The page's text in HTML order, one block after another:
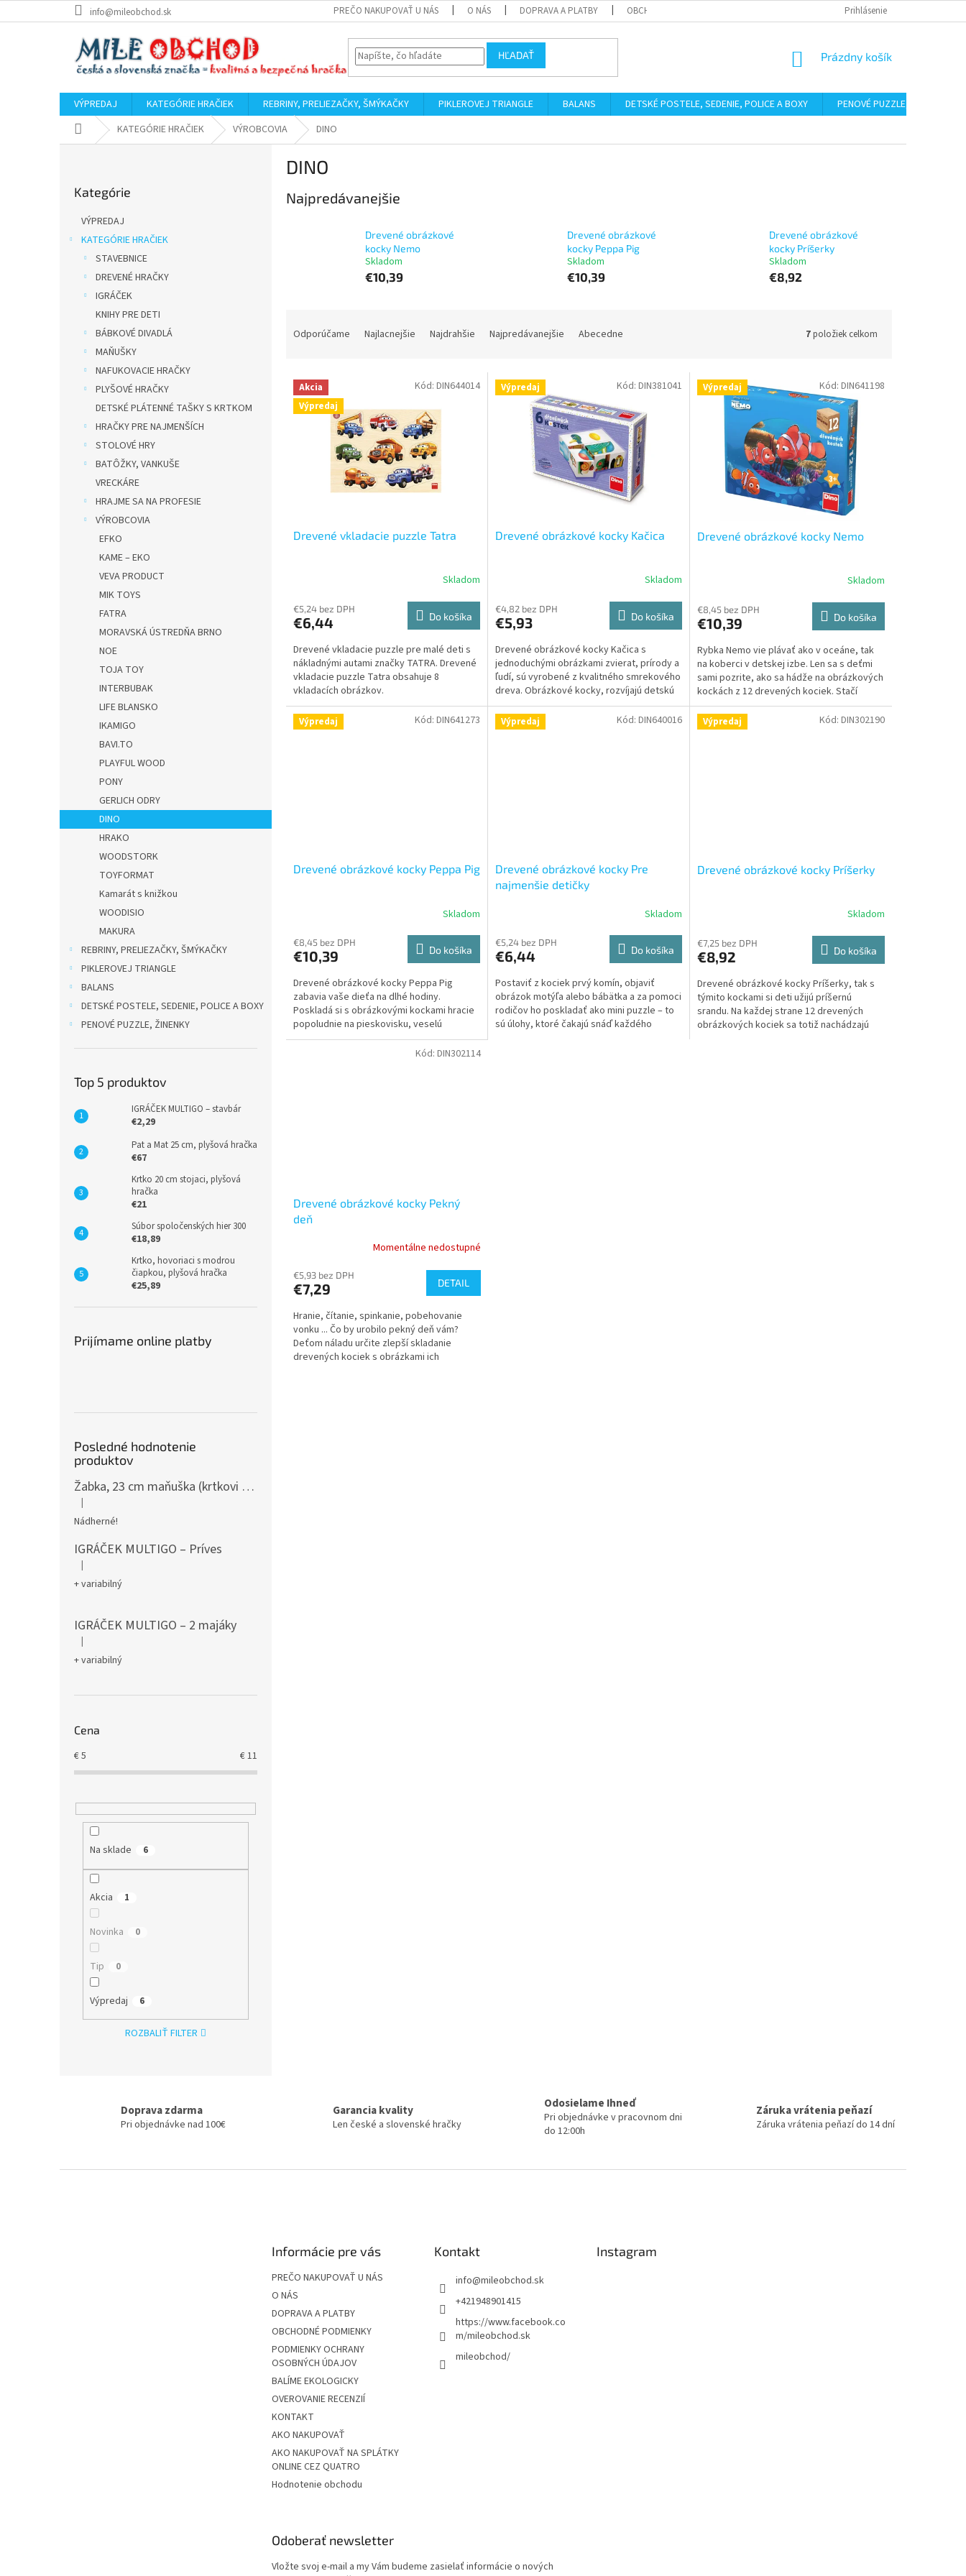
na
info@mileobchod.sk PREČO NAKUPOVAŤ U NÁS O NÁS DOPRAVA A PLATBY OBCHODNÉ PODMIENKY PODMIENKY OCHRANY OSOBNÝCH ÚDAJOV
Prihlásenie
HĽADAŤ
NÁKUPNÝ
Prázdny košík
VÝPREDAJ KATEGÓRIE HRAČIEK REBRINY, PRELIEZAČKY, ŠMÝKAČKY PIKLEROVEJ TRIANGLE BALANS DETSKÉ POSTELE, SEDENIE, POLICE A BOXY
PENOVÉ PUZZLE, ŽINENKY
DomovKATEGÓRIE HRAČIEK VÝROBCOVIA DINO
kategórie
Kategórie
VÝPREDAJ
KATEGÓRIE HRAČIEK
STAVEBNICE
DREVENÉ HRAČKY
IGRÁČEK
KNIHY PRE DETI
BÁBKOVÉ DIVADLÁ
MAŇUŠKY
NAFUKOVACIE HRAČKY
PLYŠOVÉ HRAČKY
DETSKÉ PLÁTENNÉ TAŠKY S KRTKOM
HRAČKY PRE NAJMENŠÍCH
STOLOVÉ HRY
BATÔŽKY, VANKUŠE
VRECKÁRE
HRAJME SA NA PROFESIE
VÝROBCOVIA
EFKO
KAME – EKO
VEVA PRODUCT
MIK TOYS
FATRA
MORAVSKÁ ÚSTREDŇA BRNO
NOE
TOJA TOY
INTERBUBAK
LIFE BLANSKO
IKAMIGO
BAVI.TO
PLAYFUL WOOD
PONY
GERLICH ODRY
DINO
HRAKO
WOODSTORK
TOYFORMAT
Kamarát s knižkou
WOODISIO
MAKURA
REBRINY, PRELIEZAČKY, ŠMÝKAČKY
PIKLEROVEJ TRIANGLE
BALANS
DETSKÉ POSTELE, SEDENIE, POLICE A BOXY
PENOVÉ PUZZLE, ŽINENKY
Top 5 produktov
IGRÁČEK MULTIGO – stavbár
€2,29
Pat a Mat 25 cm, plyšová hračka
€67
Krtko 20 cm stojaci, plyšová
hračka
€21
Súbor spoločenských hier 300
€18,89
Krtko, hovoriaci s modrou
čiapkou, plyšová hračka
€25,89
Prijímame online platby
Posledné hodnotenie
produktov
Žabka, 23 cm maňuška (krtkovi kamaráti)
Hodnotenie produktu je 5 z 5 hviezdičiek.
|
Nádherné!
IGRÁČEK MULTIGO – Príves
Hodnotenie produktu je 5 z 5 hviezdičiek.
|
+ variabilný
IGRÁČEK MULTIGO – 2 majáky
Hodnotenie produktu je 5 z 5 hviezdičiek.
|
+ variabilný
Cena
€5 €11
Na sklade 6
Akcia 1
Novinka 0
Tip 0
Výpredaj 6
ROZBALIŤ FILTER
DINO
Najpredávanejšie
Drevené obrázkové
kocky Nemo
Skladom
€10,39
Drevené obrázkové
kocky Peppa Pig
Skladom
€10,39
Drevené obrázkové
kocky Príšerky
Skladom
€8,92
n
Odporúčame Najlacnejšie Najdrahšie Najpredávanejšie Abecedne 7položiek celkom
V
p
Akcia
Výpredaj
Drevené vkladacie puzzle Tatra
Skladom
€5,24 bez DPH
€6,44 Do košíka
Drevené vkladacie puzzle pre malé deti s
nákladnými autami značky TATRA. Drevené
vkladacie puzzle Tatra obsahuje 8
vkladacích obrázkov.
Kód: DIN644014 Výpredaj
Drevené obrázkové kocky Kačica
Skladom
€4,82 bez DPH
€5,93 Do košíka
Drevené obrázkové kocky Kačica s
jednoduchými obrázkami zvierat, prírody a
ľudí, sú vyrobené z kvalitného smrekového
dreva. Obrázkové kocky, rozvíjajú detskú
predstavivosť,...
Kód: DIN381041 Výpredaj
Drevené obrázkové kocky Nemo
Skladom
€8,45 bez DPH
€10,39 Do košíka
Rybka Nemo vie plávať ako v oceáne, tak
na koberci v detskej izbe. Len sa s deťmi
sami pozrite, ako sa hádže na obrázkových
kockách z 12 drevených kociek. Stačí
kockami otočiť...
Kód: DIN641198
Výpredaj
Drevené obrázkové kocky Peppa Pig
Skladom
€8,45 bez DPH
€10,39 Do košíka
Drevené obrázkové kocky Peppa Pig
zabavia vaše dieťa na dlhé hodiny.
Poskladá si s obrázkovými kockami hracie
popoludnie na pieskovisku, veselú
záhradnú oslavu alebo...
Kód: DIN641273 Výpredaj
Drevené obrázkové kocky Pre
najmenšie detičky
Skladom
€5,24 bez DPH
€6,44 Do košíka
Postaviť z kociek prvý komín, objaviť
obrázok motýľa alebo bábätka a za pomoci
rodičov ho poskladať ako mini puzzle – to
sú úlohy, ktoré čakajú snáď každého
Kód: DIN640016 Výpredaj
Drevené obrázkové kocky Príšerky
Skladom
€7,25 bez DPH
€8,92 Do košíka
Drevené obrázkové kocky Príšerky, tak s
týmito kockami si deti užijú príšernú
srandu. Na každej strane 12 drevených
obrázkových kociek sa totiž nachádzajú
Kód: DIN302190
Drevené obrázkové kocky Pekný
deň
Momentálne nedostupné
€5,93 bez DPH
€7,29 DETAIL
Hranie, čítanie, spinkanie, pobehovanie
vonku ... Čo by urobilo pekný deň vám?
Deťom náladu určite zlepší skladanie
drevených kociek s obrázkami ich
Kód: DIN302114
Doprava zdarma
Pri objednávke nad 100€
Garancia kvality
Len české a slovenské hračky
Odosielame Ihneď
Pri objednávke v pracovnom dni
do 12:00h
Záruka vrátenia peňazí
Záruka vrátenia peňazí do 14 dní
Informácie pre vás
PREČO NAKUPOVAŤ U NÁS
O NÁS
DOPRAVA A PLATBY
OBCHODNÉ PODMIENKY
PODMIENKY OCHRANY
OSOBNÝCH ÚDAJOV
BALÍME EKOLOGICKY
OVEROVANIE RECENZIÍ
KONTAKT
AKO NAKUPOVAŤ
AKO NAKUPOVAŤ NA SPLÁTKY
ONLINE CEZ QUATRO
Hodnotenie obchodu
Kontakt
info@mileobchod.sk
+421948901415
https://www.facebook.co
m/mileobchod.sk
mileobchod/
Instagram
Odoberať newsletter
Vložte svoj e-mail a my Vám budeme zasielať informácie o nových